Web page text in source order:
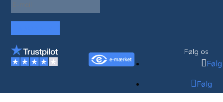
Følg os
Følg
Følg